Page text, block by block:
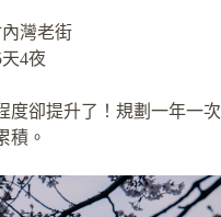
灣老街
4夜
度卻提升了！規劃一年一次
積。